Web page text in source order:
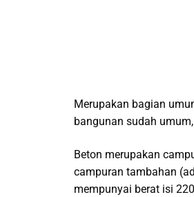
Merupakan bagian
bangunan sudah
Beton merupakan
campuran tambahan
mempunyai berat isi